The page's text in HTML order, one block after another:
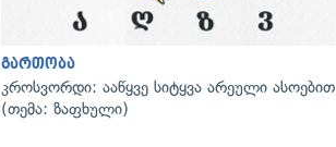
გართობა
კროსვორდი: ააწყვე სიტყვა არეული ასოებით
(თემა: ზაფხული)